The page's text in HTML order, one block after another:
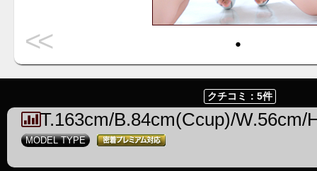
<< ・
クチコミ：5件
T.163cm/B.84cm(Ccup)/W.56cm/
MODEL TYPE